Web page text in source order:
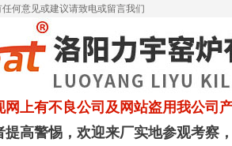
何意见或建议请致电或留言我们
网上有不良公司及网站盗用我公司
提高警惕，欢迎来厂实地参观考察